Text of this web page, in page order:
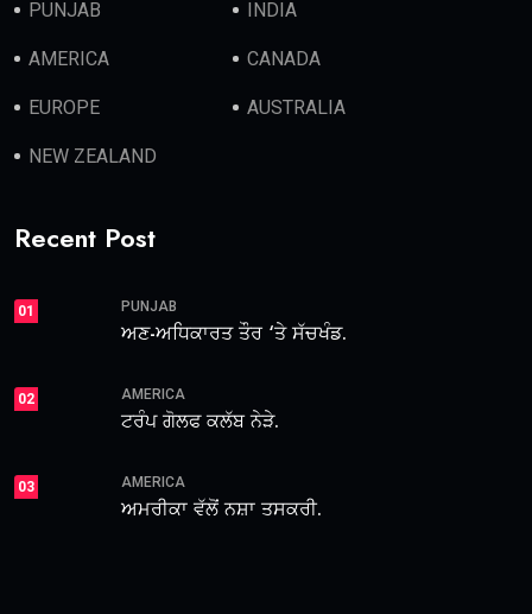
PUNJAB INDIA
AMERICA CANADA
EUROPE AUSTRALIA
NEW ZEALAND
Recent Post
01 PUNJAB
ਅਣ-ਅਧਿਕਾਰਤ ਤੌਰ ‘ਤੇ ਸੱਚਖੰਡ.
02 AMERICA
ਟਰੰਪ ਗੋਲਫ ਕਲੱਬ ਨੇੜੇ.
03 AMERICA
ਅਮਰੀਕਾ ਵੱਲੋਂ ਨਸ਼ਾ ਤਸਕਰੀ.